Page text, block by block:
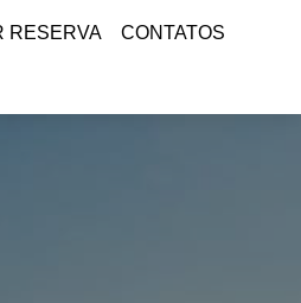
RESERVA CONTATOS